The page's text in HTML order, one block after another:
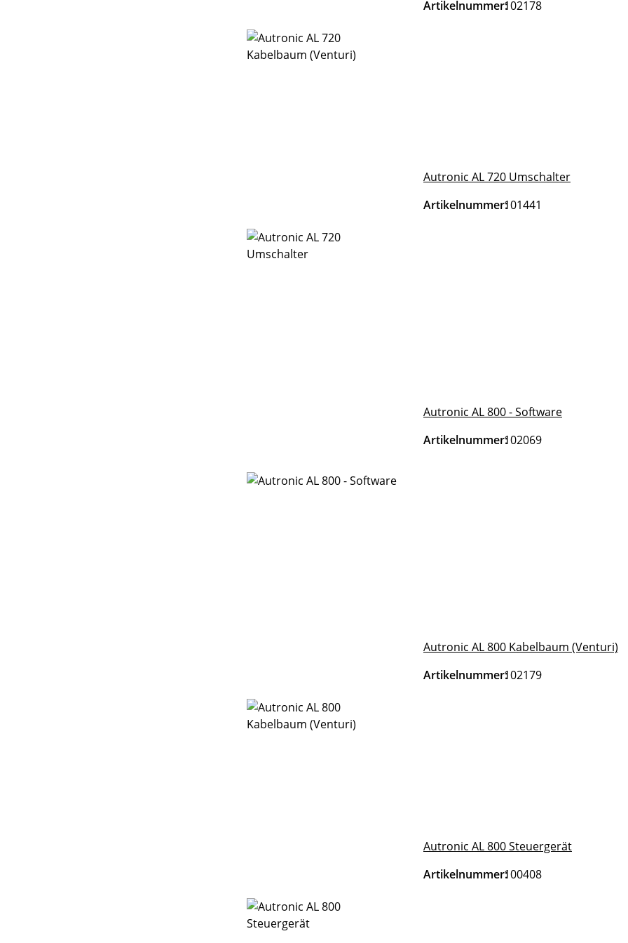
Artikelnummer:102178
Autronic AL 720 Umschalter
Artikelnummer:101441
Autronic AL 800 - Software
Artikelnummer:102069
Autronic AL 800 Kabelbaum (Venturi)
Artikelnummer:102179
Autronic AL 800 Steuergerät
Artikelnummer:100408